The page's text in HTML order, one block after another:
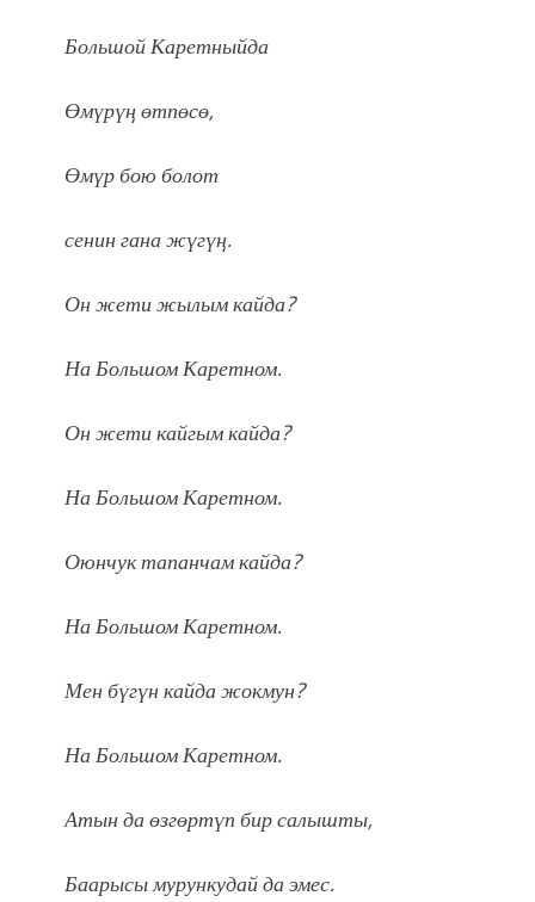
Большой Каретныйда
Өмүрүӊ өтпөсө,
Өмүр бою болот
сенин гана жүгүӊ.
Он жети жылым кайда?
На Большом Каретном.
Он жети кайгым кайда?
На Большом Каретном.
Оюнчук тапанчам кайда?
На Большом Каретном.
Мен бүгүн кайда жокмун?
На Большом Каретном.
Атын да өзгөртүп бир салышты,
Баарысы мурункудай да эмес.